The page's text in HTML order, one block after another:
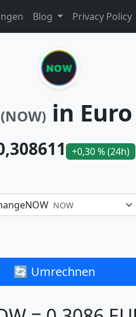
Blog Privacy Policy
(NOW) in
+0,30 % (24h)
NOW
🔄 Umrechnen